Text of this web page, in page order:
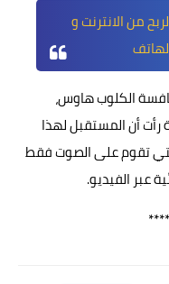
من الانترنت و
الكلوب هاوس،
أن المستقبل لهذا
تقوم على الصوت فقط
عبر الفيديو.